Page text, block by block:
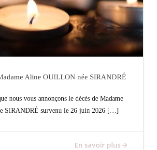
Aline OUILLON née SIRANDRÉ
nous vous annonçons le décès de Madame
SIRANDRÉ survenu le 26 juin 2026 […]
En savoir plus